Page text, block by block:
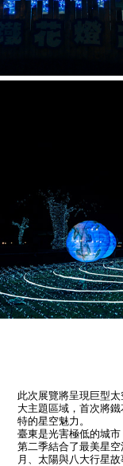
此次展覽將呈現巨型
大主題區域，首次將
特的星空魅力。
臺東是光害極低的城市
第二季結合了最美星
月、太陽與八大行星